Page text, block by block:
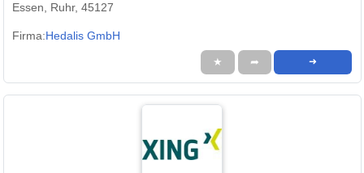
Essen, Ruhr, 45127
Firma:Hedalis GmbH
★ ➦ ➜